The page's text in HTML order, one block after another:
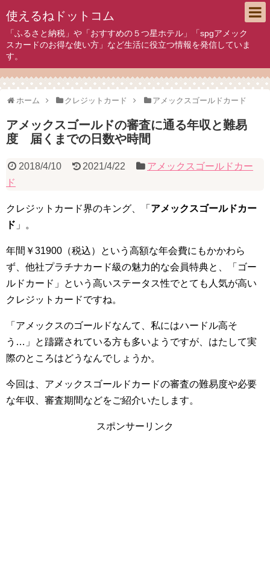
使えるねドットコム
「ふるさと納税」や「おすすめの５つ星ホテル」「spgアメック
スカードのお得な使い方」など生活に役立つ情報を発信していま
す。
ホーム クレジットカード アメックスゴールドカード
アメックスゴールドの審査に通る年収と難易
度 届くまでの日数や時間
2018/4/10 2021/4/22
アメックスゴールドカー
ド
クレジットカード界のキング、「 アメックスゴールドカー
ド 」。
年間￥31900（税込）
という高額な年会費にもかかわら
ず、他社プラチナカード級の魅力的な会員特典と、「ゴー
ルドカード」という高いステータス性でとても人気が高い
クレジットカードですね。
「アメックスのゴールドなんて、私にはハードル高そ
う…」と躊躇されている方も多いようですが、はたして実
際のところはどうなんでしょうか。
今回は、アメックスゴールドカードの審査の難易度や必要
な年収、審査期間などをご紹介いたします。
スポンサーリンク